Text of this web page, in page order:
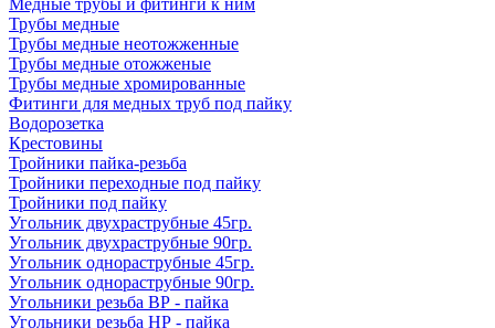
Трубы медные
Трубы медные неотожженные
Трубы медные отожженые
Трубы медные хромированные
Фитинги для медных труб под пайку
Водорозетка
Крестовины
Тройники пайка-резьба
Тройники переходные под пайку
Тройники под пайку
Угольник двухраструбные 45гр.
Угольник двухраструбные 90гр.
Угольник однораструбные 45гр.
Угольник однораструбные 90гр.
Угольники резьба ВР - пайка
Угольники резьба НР - пайка